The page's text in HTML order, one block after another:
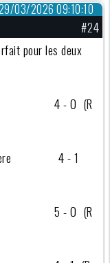
03/2026 09:10:10
#24
pour les deux
4 - 0 (R
4 - 1
5 - 0 (R